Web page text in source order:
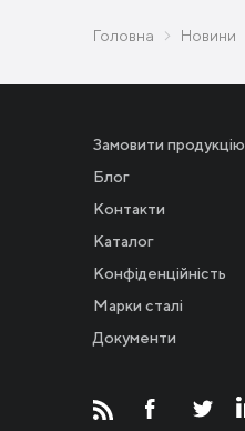
Головна Новини
Замовити продукцію
Блог
Контакти
Каталог
Конфіденційність
Марки сталі
Документи
Новости
Инвесторам